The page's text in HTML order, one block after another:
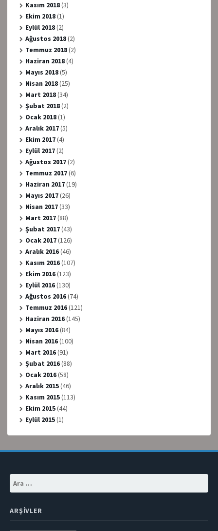
Kasım 2018(3)
Ekim 2018(1)
Eylül 2018(2)
Ağustos 2018(2)
Temmuz 2018(2)
Haziran 2018(4)
Mayıs 2018(5)
Nisan 2018(25)
Mart 2018(34)
Şubat 2018(2)
Ocak 2018(1)
Aralık 2017(5)
Ekim 2017(4)
Eylül 2017(2)
Ağustos 2017(2)
Temmuz 2017(6)
Haziran 2017(19)
Mayıs 2017(26)
Nisan 2017(33)
Mart 2017(88)
Şubat 2017(43)
Ocak 2017(126)
Aralık 2016(46)
Kasım 2016(107)
Ekim 2016(123)
Eylül 2016(130)
Ağustos 2016(74)
Temmuz 2016(121)
Haziran 2016(145)
Mayıs 2016(84)
Nisan 2016(100)
Mart 2016(91)
Şubat 2016(88)
Ocak 2016(58)
Aralık 2015(46)
Kasım 2015(113)
Ekim 2015(44)
Eylül 2015(1)
ARŞIVLER